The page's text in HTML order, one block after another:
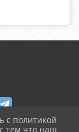
с политикой
тем что наш